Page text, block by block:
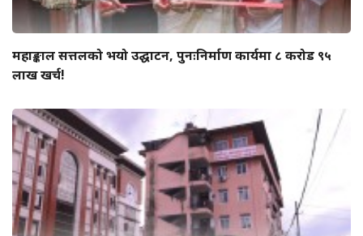
महाङ्काल सत्तलको भयो उद्घाटन, पुनःनिर्माण कार्यमा ८ करोड ९५
लाख खर्च!